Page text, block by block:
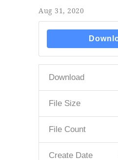
Aug 31, 2020
Download
File Size
File Count
Create Date